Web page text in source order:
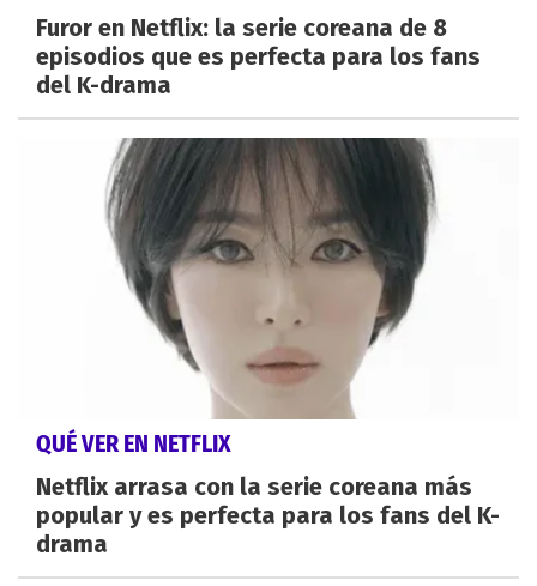
Furor en Netflix: la serie coreana de 8
episodios que es perfecta para los fans
del K-drama
QUÉ VER EN NETFLIX
Netflix arrasa con la serie coreana más
popular y es perfecta para los fans del K-
drama